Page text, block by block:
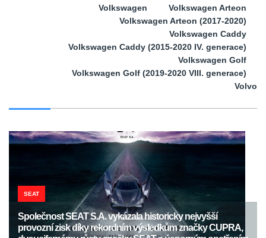
Volkswagen
Volkswagen Arteon
Volkswagen Arteon (2017-2020)
Volkswagen Caddy
Volkswagen Caddy (2015-2020 IV. generace)
Volkswagen Golf
Volkswagen Golf (2019-2020 VIII. generace)
Volvo
SEAT
Společnost SEAT S.A. vykázala historicky nejvyšší
provozní zisk díky rekordním výsledkům značky CUPRA,